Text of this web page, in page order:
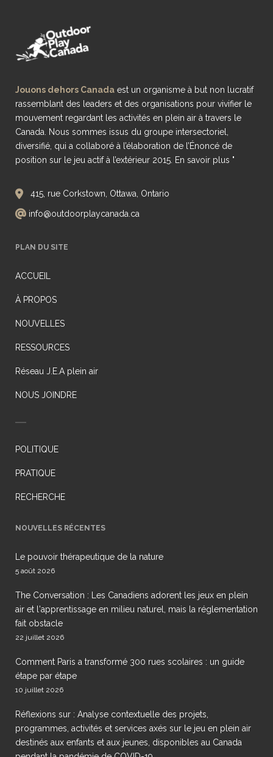
Jouons dehors Canada est un organisme à but non lucratif
rassemblant des leaders et des organisations pour vivifier le
mouvement regardant les activités en plein air à travers le
Canada. Nous sommes issus du groupe intersectoriel,
diversifié, qui a collaboré à l’élaboration de l’Énoncé de
position sur le jeu actif à l’extérieur 2015. En savoir plus "
415, rue Corkstown, Ottawa, Ontario
info@outdoorplaycanada.ca
PLAN DU SITE
ACCUEIL
À PROPOS
NOUVELLES
RESSOURCES
Réseau J.E.A plein air
NOUS JOINDRE
POLITIQUE
PRATIQUE
RECHERCHE
NOUVELLES RÉCENTES
Le pouvoir thérapeutique de la nature
5 août 2026
The Conversation : Les Canadiens adorent les jeux en plein
air et l'apprentissage en milieu naturel, mais la réglementation
fait obstacle
22 juillet 2026
Comment Paris a transformé 300 rues scolaires : un guide
étape par étape
10 juillet 2026
Réflexions sur : Analyse contextuelle des projets,
programmes, activités et services axés sur le jeu en plein air
destinés aux enfants et aux jeunes, disponibles au Canada